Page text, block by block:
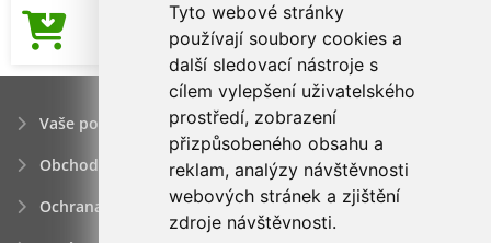
Tyto webové stránky
používají soubory cookies a
další sledovací nástroje s
cílem vylepšení uživatelského
prostředí, zobrazení
přizpůsobeného obsahu a
reklam, analýzy návštěvnosti
webových stránek a zjištění
zdroje návštěvnosti.
Cena od89,51Kč
Vaše poptávka
Obchodní podmínky
Ochrana osobních údajú